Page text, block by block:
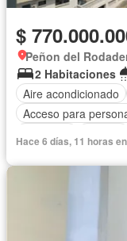
$
Peñon del
2 Habitaciones
Aire acondicionado
Acceso para
Hace 6 días, 11 horas